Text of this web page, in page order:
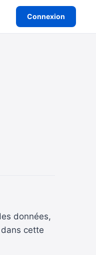
Connexion
données,
cette